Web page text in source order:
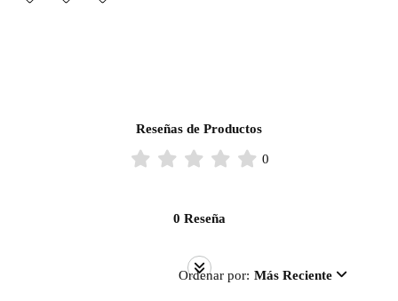
Reseñas de Productos
0
0 Reseña
Ordenar por: Más Reciente